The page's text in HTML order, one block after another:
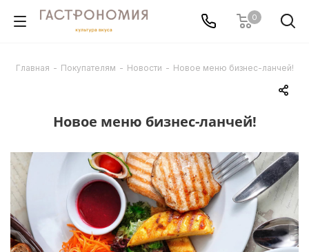
0
Главная - Покупателям - Новости - Новое меню бизнес-ланчей!
Новое меню бизнес-ланчей!